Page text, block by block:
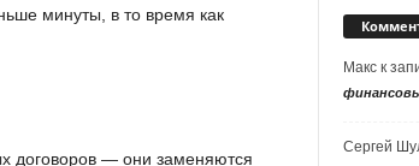
минуты, в то время как
до­го­во­ров — они за­ме­ня­ют­ся
Макск
Сергей